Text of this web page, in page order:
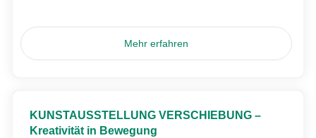
Mehr erfahren
KUNSTAUSSTELLUNG VERSCHIEBUNG –
Kreativität in Bewegung